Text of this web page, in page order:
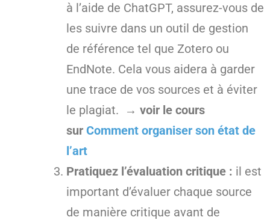
à l’aide de ChatGPT, assurez-vous de
les suivre dans un outil de gestion
de référence tel que Zotero ou
EndNote. Cela vous aidera à garder
une trace de vos sources et à éviter
le plagiat.
→ voir le cours
sur Comment organiser son état de
l’art
Pratiquez l’évaluation critique : il est
important d’évaluer chaque source
de manière critique avant de